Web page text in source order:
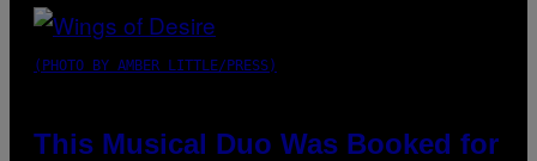
(PHOTO BY AMBER LITTLE/PRESS)
This Musical Duo Was Booked for